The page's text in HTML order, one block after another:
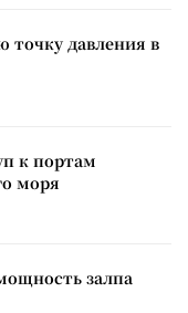
точку давления в
к портам
моря
залпа